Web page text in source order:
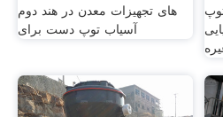
های تجهیزات معدن در هند دوم
آسیاب توپ دست برای